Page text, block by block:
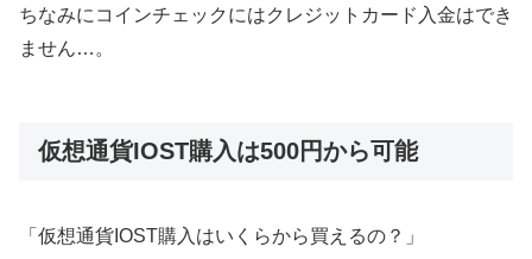
ちなみにコインチェックにはクレジットカード入金はでき
ません…。
仮想通貨IOST購入は500円から可能
「仮想通貨IOST購入はいくらから買えるの？」